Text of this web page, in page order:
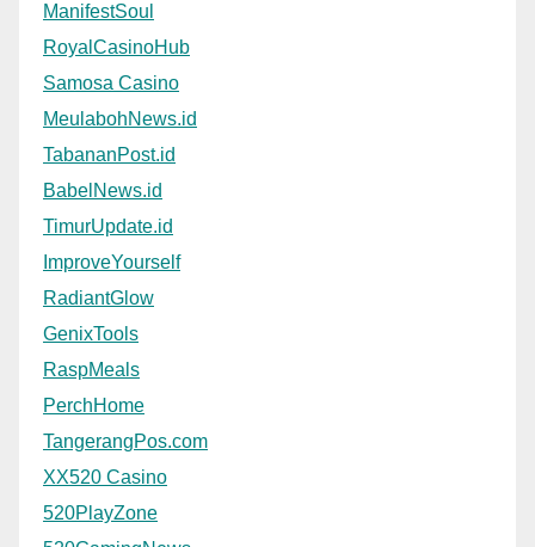
ManifestSoul
RoyalCasinoHub
Samosa Casino
MeulabohNews.id
TabananPost.id
BabelNews.id
TimurUpdate.id
ImproveYourself
RadiantGlow
GenixTools
RaspMeals
PerchHome
TangerangPos.com
XX520 Casino
520PlayZone